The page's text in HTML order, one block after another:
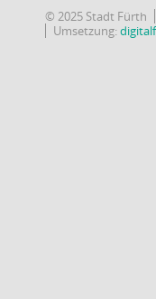
© 2025 Stadt Fürth
Umsetzung: